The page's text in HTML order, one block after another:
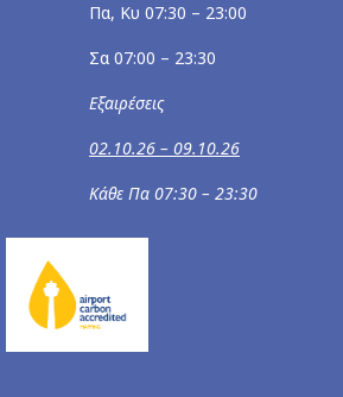
Πα, Κυ 07:30 – 23:00
Σα 07:00 – 23:30
Εξαιρέσεις
02.10.26 – 09.10.26
Κάθε Πα 07:30 – 23:30